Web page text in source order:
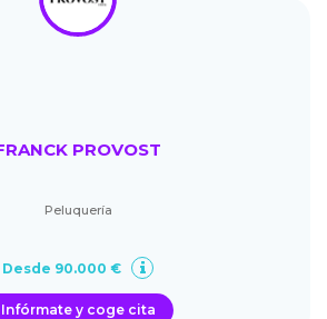
PROVOST
Peluquería
Desde 90.000 €
Infórmate y coge cita